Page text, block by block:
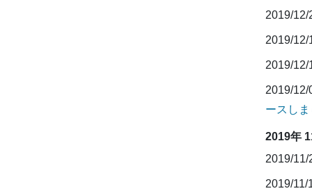
2019/12/
2019/12/
2019/12/
2019/12/
ースしま
2019年
2019/11/
2019/11/